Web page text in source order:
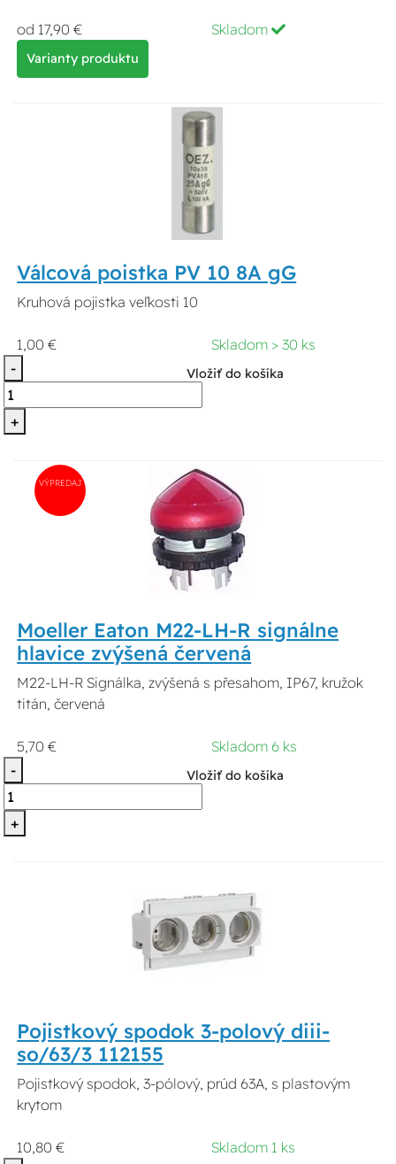
od 17,90 € Skladom
Varianty produktu
Válcová poistka PV 10 8A gG
Kruhová pojistka veľkosti 10
1,00 €
Skladom > 30 ks
-
+
Vložiť do košíka
VÝPREDAJ
Moeller Eaton M22-LH-R signálne
hlavice zvýšená červená
M22-LH-R Signálka, zvýšená s přesahom, IP67, kružok
titán, červená
5,70 €
Skladom 6 ks
-
+
Vložiť do košíka
Pojistkový spodok 3-polový diii-
so/63/3 112155
Pojistkový spodok, 3-pólový, prúd 63A, s plastovým
krytom
10,80 €
Skladom 1 ks